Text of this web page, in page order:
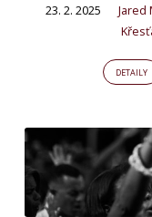
23. 2. 2025 Jared
DETAILY